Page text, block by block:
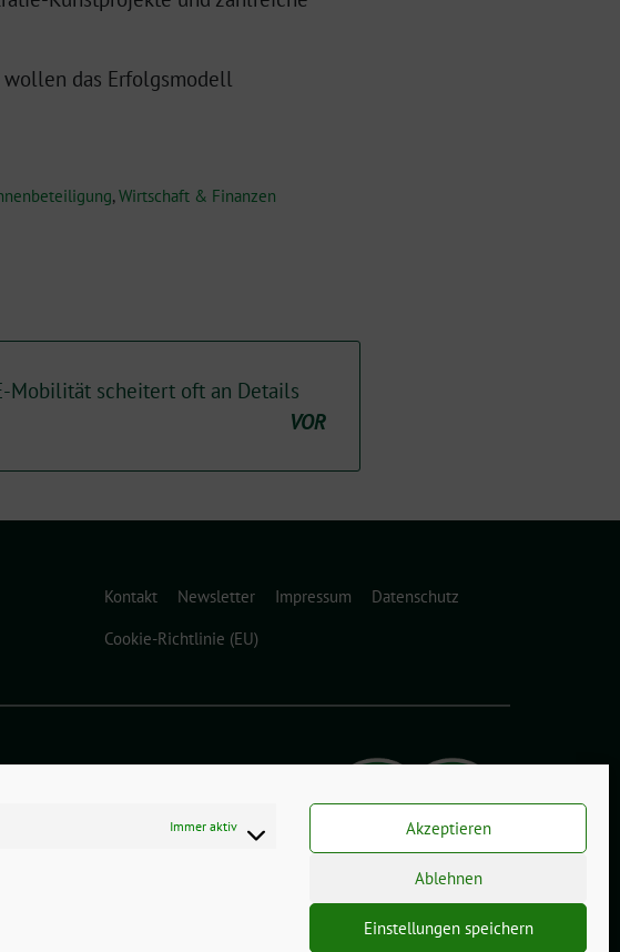
Immer aktiv Akzeptieren
Ablehnen
Einstellungen speichern
wollen das Erfolgsmodell
,Wirtschaft & Finanzen
Mobilität scheitert oft an Details
VOR
Kontakt Newsletter Impressum
Datenschutz
Cookie-Richtlinie (EU)